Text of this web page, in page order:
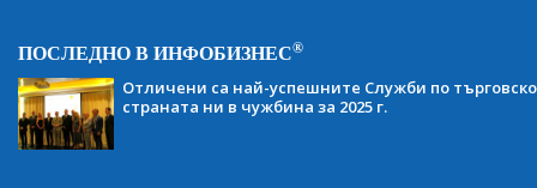
ПОСЛЕДНО В ИНФОБИЗНЕС®
Отличени са най-успешните Служби по
страната ни в чужбина за 2025 г.